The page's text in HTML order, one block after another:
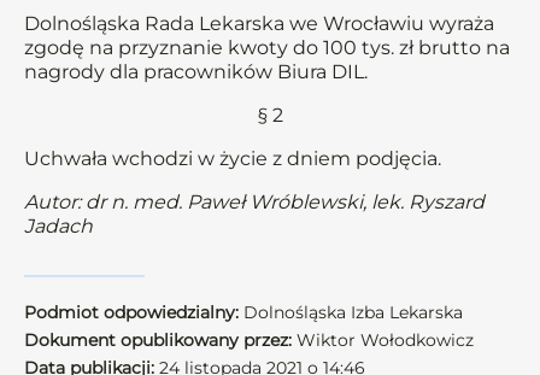
Dolnośląska Rada Lekarska we Wrocławiu wyraża
zgodę na przyznanie kwoty do 100 tys. zł brutto na
nagrody dla pracowników Biura DIL.
§ 2
Uchwała wchodzi w życie z dniem podjęcia.
Autor: dr n. med. Paweł Wróblewski, lek. Ryszard
Jadach
Podmiot odpowiedzialny: Dolnośląska Izba Lekarska
Dokument opublikowany przez: Wiktor Wołodkowicz
Data publikacji: 24 listopada 2021 o 14:46